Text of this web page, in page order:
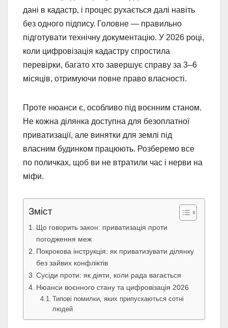
дані в кадастр, і процес рухається далі навіть
без одного підпису. Головне — правильно
підготувати технічну документацію. У 2026 році,
коли цифровізація кадастру спростила
перевірки, багато хто завершує справу за 3–6
місяців, отримуючи повне право власності.
Проте нюанси є, особливо під воєнним станом.
Не кожна ділянка доступна для безоплатної
приватизації, але винятки для землі під
власним будинком працюють. Розберемо все
по поличках, щоб ви не втратили час і нерви на
міфи.
Зміст
Що говорить закон: приватизація проти
погодження меж
Покрокова інструкція: як приватизувати ділянку
без зайвих конфліктів
Сусіди проти: як діяти, коли рада вагається
Нюанси воєнного стану та цифровізація 2026
Типові помилки, яких припускаються сотні
людей